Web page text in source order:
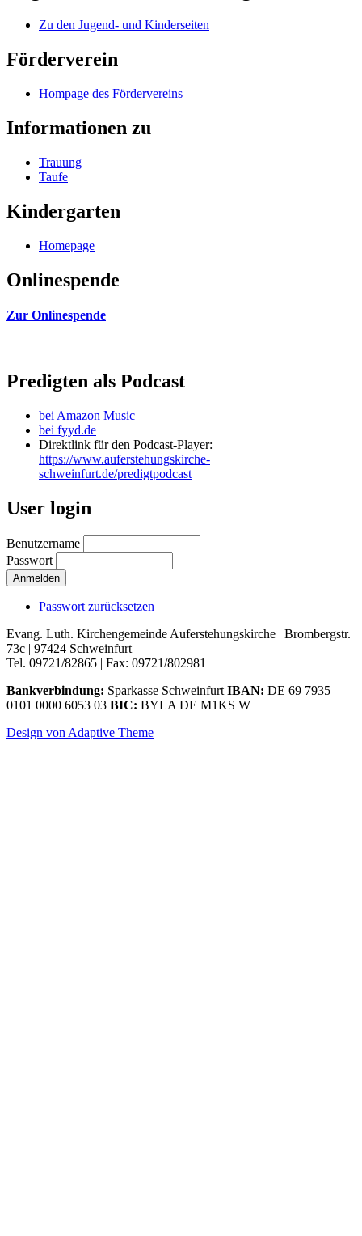
Zu den Jugend- und Kinderseiten
Förderverein
Hompage des Fördervereins
Informationen zu
Trauung
Taufe
Kindergarten
Homepage
Onlinespende
Zur Onlinespende
Predigten als Podcast
bei Amazon Music
bei fyyd.de
Direktlink für den Podcast-Player:
https://www.auferstehungskirche-
schweinfurt.de/predigtpodcast
User login
Benutzername
Passwort
Passwort zurücksetzen
Evang. Luth. Kirchengemeinde Auferstehungskirche | Brombergstr.
73c | 97424 Schweinfurt
Tel. 09721/82865 | Fax: 09721/802981
Bankverbindung: Sparkasse Schweinfurt IBAN: DE 69 7935
0101 0000 6053 03 BIC: BYLA DE M1KS W
Design von Adaptive Theme